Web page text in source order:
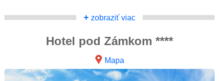
+ zobraziť viac
Hotel pod Zámkom ****
Mapa